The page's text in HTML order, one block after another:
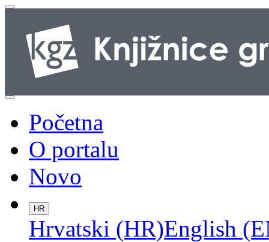
Početna
O portalu
Novo
HR
Hrvatski (HR)English